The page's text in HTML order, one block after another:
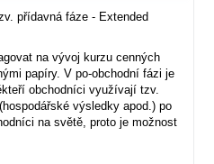
přídavná fáze - Extended
na vývoj kurzu cenných
papíry. V po-obchodní fázi je
obchodníci využívají tzv.
výsledky apod.) po
na světě, proto je možnost